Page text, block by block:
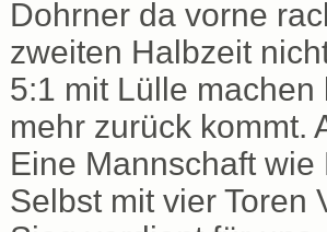
Dohrner da vorne
zweiten Halbzeit
5:1 mit Lülle
mehr zurück kommt.
Eine Mannschaft
Selbst mit vier Toren